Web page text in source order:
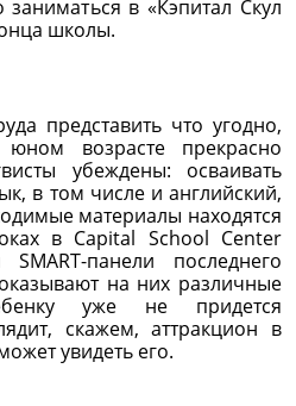
в «Кэпитал Скул
школы.
представить что угодно,
возрасте прекрасно
убеждены: осваивать
в том числе и английский,
материалы находятся
в Capital School Center
панели последнего
на них различные
уже не придется
скажем, аттракцион в
увидеть его.